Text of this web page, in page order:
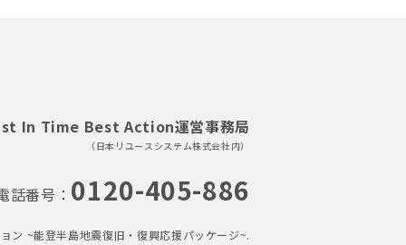
In Time Best Action運営事務局
（日本リユースシステム株式会社内）
話番号： 0120-405-886
ン ~能登半島地震復旧・復興応援パッケージ~.